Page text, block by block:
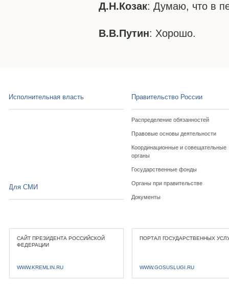
Д.Н.Козак: Думаю, что в
В.В.Путин: Хорошо.
Исполнительная власть Правительство России
Распределение обязанностей
Правовые основы деятельности
Координационные и совещательные
органы
Государственные фонды
Органы при правительстве
Документы
Для СМИ
САЙТ ПРЕЗИДЕНТА РОССИЙСКОЙ
ФЕДЕРАЦИИ
WWW.KREMLIN.RU
ПОРТАЛ ГОСУДАРСТВЕННЫХ
WWW.GOSUSLUGI.RU